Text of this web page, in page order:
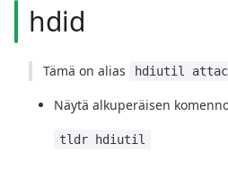
hdid
Tämä on alias hdiutil
Näytä alkuperäisen
tldr hdiutil